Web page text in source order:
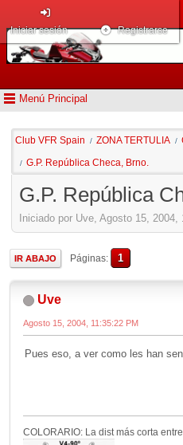
Menú Principal
Iniciar sesión Registrarse
Club VFR Spain / ZONA TERTULIA /
/ G.P. República Checa, Brno.
G.P. República
Iniciado por Uve, Agosto 15, 2004,
IR ABAJO Páginas 1
Uve
Agosto 15, 2004, 11:35:22 PM
Pues eso, a ver como les han
COLORARIO: La dist más corta